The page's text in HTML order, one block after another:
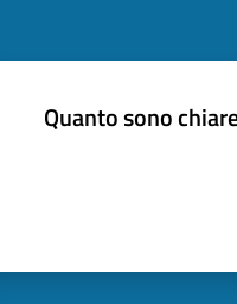
Quanto sono